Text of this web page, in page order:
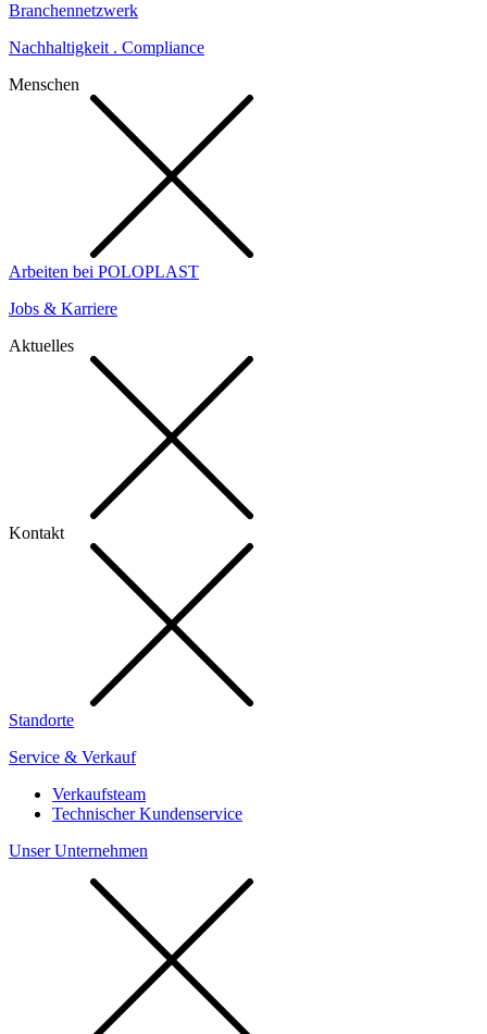
Branchennetzwerk
Nachhaltigkeit . Compliance
Menschen
Arbeiten bei POLOPLAST
Jobs & Karriere
Aktuelles
Kontakt
Standorte
Service & Verkauf
Verkaufsteam
Technischer Kundenservice
Unser Unternehmen